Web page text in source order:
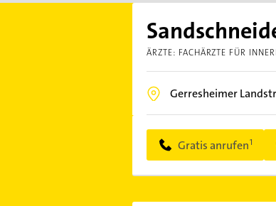
ÄRZTE: FACHÄRZTE FÜR
Gerresheimer
Gratis anrufen